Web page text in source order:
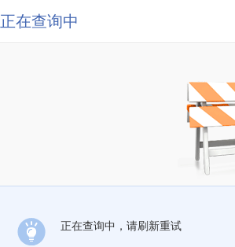
正在查询中
正在查询中，请刷新重试